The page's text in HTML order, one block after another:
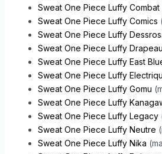
Sweat One Piece Luffy Combat
Sweat One Piece Luffy Comics
Sweat One Piece Luffy
Sweat One Piece Luffy Drapeau
Sweat One Piece Luffy East
Sweat One Piece Luffy
Sweat One Piece Luffy Gomu
Sweat One Piece Luffy
Sweat One Piece Luffy Legacy
Sweat One Piece Luffy Neutre
Sweat One Piece Luffy Nika